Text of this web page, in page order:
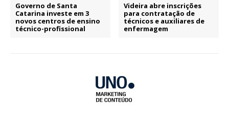
Governo de Santa
Catarina investe em 3
novos centros de ensino
técnico-profissional
Videira abre inscrições
para contratação de
técnicos e auxiliares de
enfermagem